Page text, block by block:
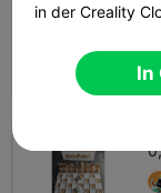
in der Creality
In